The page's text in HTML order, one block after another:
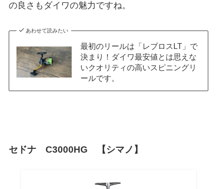
の良さもダイワの魅力ですね。
あわせて読みたい
最初のリールは「レブロスLT」で
決まり！ダイワ最安値とは思えな
いクオリティの高いスピニングリ
ールです。
セドナ C3000HG 【シマノ】